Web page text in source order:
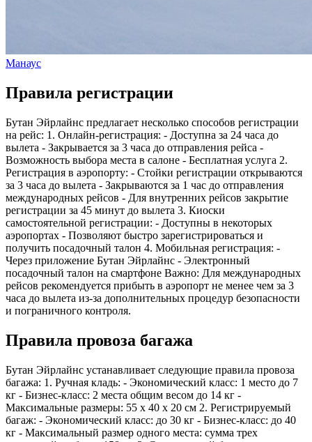
Манаус
Правила регистрации
Бутан Эйрлайнс предлагает несколько способов регистрации
на рейс: 1. Онлайн-регистрация: - Доступна за 24 часа до
вылета - Закрывается за 3 часа до отправления рейса -
Возможность выбора места в салоне - Бесплатная услуга 2.
Регистрация в аэропорту: - Стойки регистрации открываются
за 3 часа до вылета - Закрываются за 1 час до отправления
международных рейсов - Для внутренних рейсов закрытие
регистрации за 45 минут до вылета 3. Киоски
самостоятельной регистрации: - Доступны в некоторых
аэропортах - Позволяют быстро зарегистрироваться и
получить посадочный талон 4. Мобильная регистрация: -
Через приложение Бутан Эйрлайнс - Электронный
посадочный талон на смартфоне Важно: Для международных
рейсов рекомендуется прибыть в аэропорт не менее чем за 3
часа до вылета из-за дополнительных процедур безопасности
и пограничного контроля.
Правила провоза багажа
Бутан Эйрлайнс устанавливает следующие правила провоза
багажа: 1. Ручная кладь: - Экономический класс: 1 место до 7
кг - Бизнес-класс: 2 места общим весом до 14 кг -
Максимальные размеры: 55 x 40 x 20 см 2. Регистрируемый
багаж: - Экономический класс: до 30 кг - Бизнес-класс: до 40
кг - Максимальный размер одного места: сумма трех